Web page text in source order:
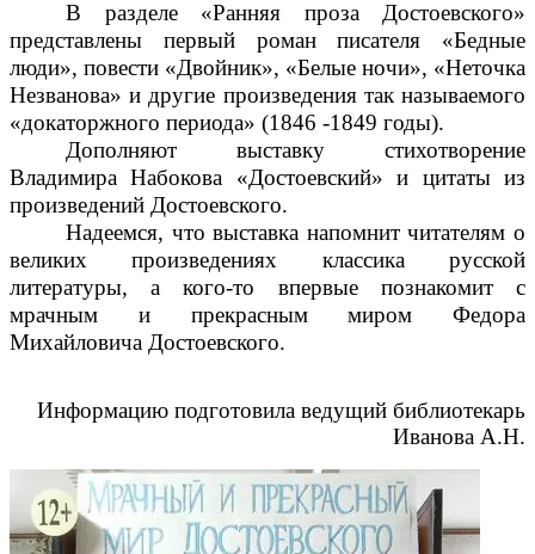
В разделе «Ранняя проза Достоевского»
представлены первый роман писателя «Бедные
люди», повести «Двойник», «Белые ночи», «Неточка
Незванова» и другие произведения так называемого
«докаторжного периода» (1846 -1849 годы).
Дополняют выставку стихотворение
Владимира Набокова «Достоевский» и цитаты из
произведений Достоевского.
Надеемся, что выставка напомнит читателям о
великих произведениях классика русской
литературы, а кого-то впервые познакомит с
мрачным и прекрасным миром Федора
Михайловича Достоевского.
Информацию подготовила ведущий библиотекарь
Иванова А.Н.